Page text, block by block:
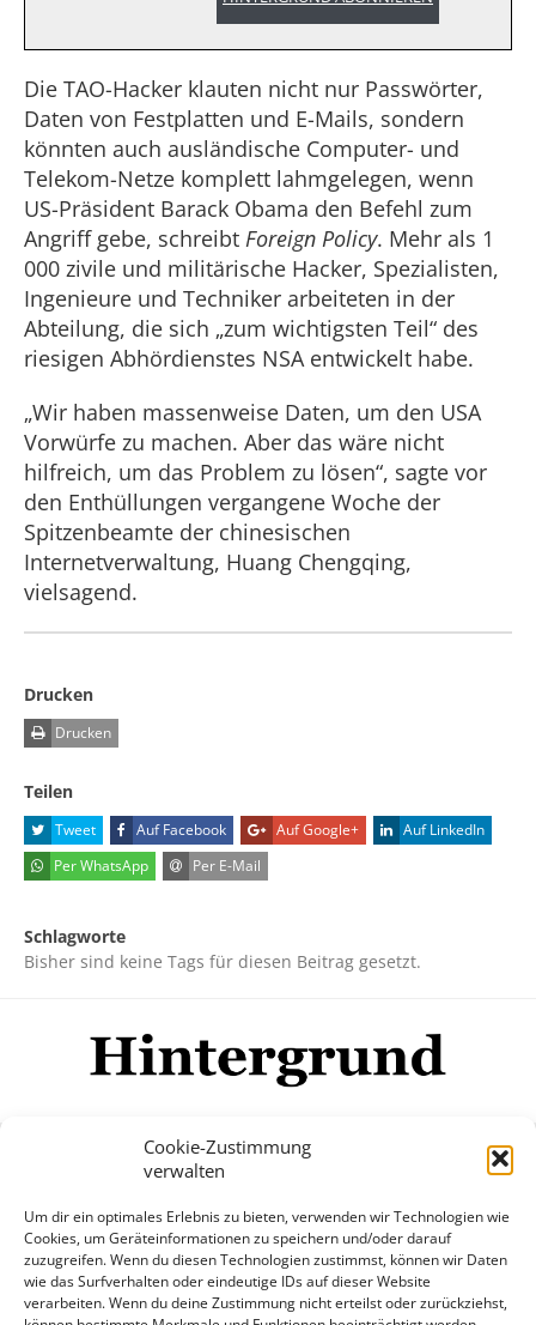
Cookie-Zustimmung
verwalten
Um dir ein optimales Erlebnis zu bieten, verwenden wir Technologien wie
Cookies, um Geräteinformationen zu speichern und/oder darauf
zuzugreifen. Wenn du diesen Technologien zustimmst, können wir Daten
wie das Surfverhalten oder eindeutige IDs auf dieser Website
verarbeiten. Wenn du deine Zustimmung nicht erteilst oder zurückziehst,
Die TAO-Hacker klauten nicht nur Passwörter,
Daten von Festplatten und E-Mails, sondern
könnten auch ausländische Computer- und
Telekom-Netze komplett lahmgelegen, wenn
US-Präsident Barack Obama den Befehl zum
Angriff gebe, schreibt Foreign Policy. Mehr als 1
000 zivile und militärische Hacker, Spezialisten,
Ingenieure und Techniker arbeiteten in der
Abteilung, die sich „zum wichtigsten Teil“ des
riesigen Abhördienstes NSA entwickelt habe.
„Wir haben massenweise Daten, um den USA
Vorwürfe zu machen. Aber das wäre nicht
hilfreich, um das Problem zu lösen“, sagte vor
den Enthüllungen vergangene Woche der
Spitzenbeamte der chinesischen
Internetverwaltung, Huang Chengqing,
vielsagend.
Drucken
Drucken
Teilen
Tweet Auf Facebook Auf Google+
Auf LinkedIn
Per WhatsApp
Per E-Mail
Schlagworte
Bisher sind keine Tags für diesen Beitrag gesetzt.
Mehr
© Copyright Hintergrund.de, 2015 - 2026